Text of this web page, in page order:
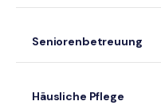
Seniorenbetreuung
Häusliche Pflege